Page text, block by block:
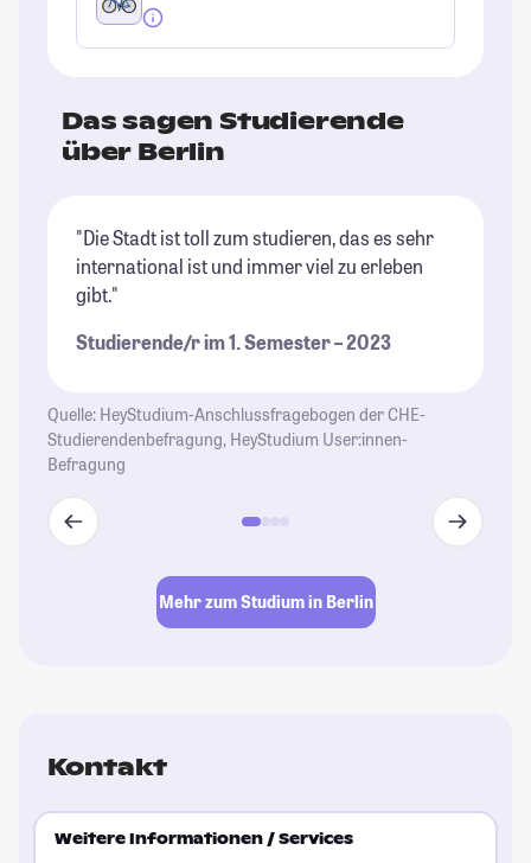
Das sagen Studierende
über Berlin
"Die Stadt ist toll zum studieren, das es sehr
international ist und immer viel zu erleben
gibt."
Studierende/r im 1. Semester – 2023
Quelle: HeyStudium-Anschlussfragebogen der CHE-
Studierendenbefragung, HeyStudium User:innen-
Befragung
Mehr zum Studium in Berlin
Kontakt
Weitere Informationen / Services